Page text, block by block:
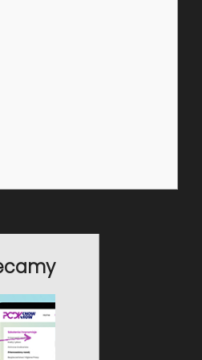
2024/1781 w sprawie
dla zrównoważonych
wprowadza zupełnie
projektowania,